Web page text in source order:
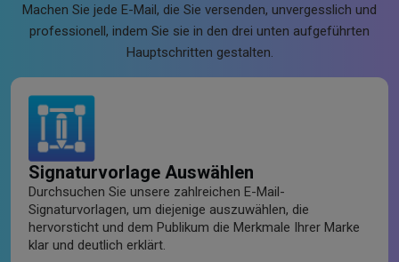
Machen Sie jede E-Mail, die Sie versenden, unvergesslich und
professionell, indem Sie sie in den drei unten aufgeführten
Hauptschritten gestalten.
Signaturvorlage Auswählen
Durchsuchen Sie unsere zahlreichen E-Mail-
Signaturvorlagen, um diejenige auszuwählen, die
hervorsticht und dem Publikum die Merkmale Ihrer Marke
klar und deutlich erklärt.